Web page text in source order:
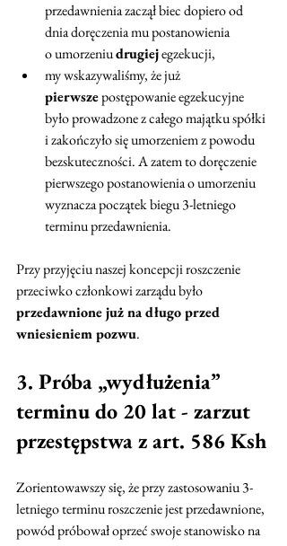
przedawnienia zaczął biec dopiero od
dnia doręczenia mu postanowienia
o umorzeniu drugiej egzekucji,
my wskazywaliśmy, że już
pierwsze postępowanie egzekucyjne
było prowadzone z całego majątku spółki
i zakończyło się umorzeniem z powodu
bezskuteczności. A zatem to doręczenie
pierwszego postanowienia o umorzeniu
wyznacza początek biegu 3-letniego
terminu przedawnienia.
Przy przyjęciu naszej koncepcji roszczenie
przeciwko członkowi zarządu było
przedawnione już na długo przed
wniesieniem pozwu.
3. Próba „wydłużenia”
terminu do 20 lat - zarzut
przestępstwa z art. 586 Ksh
Zorientowawszy się, że przy zastosowaniu 3-
letniego terminu roszczenie jest przedawnione,
powód próbował oprzeć swoje stanowisko na